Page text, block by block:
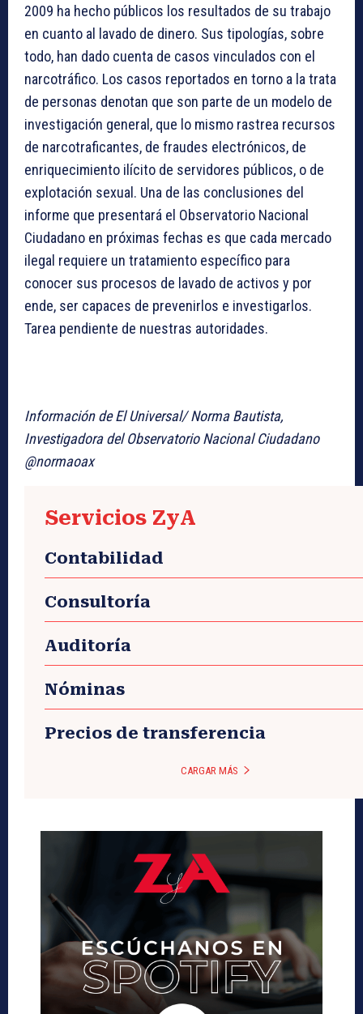
2009 ha hecho públicos los resultados de su trabajo
en cuanto al lavado de dinero. Sus tipologías, sobre
todo, han dado cuenta de casos vinculados con el
narcotráfico. Los casos reportados en torno a la trata
de personas denotan que son parte de un modelo de
investigación general, que lo mismo rastrea recursos
de narcotraficantes, de fraudes electrónicos, de
enriquecimiento ilícito de servidores públicos, o de
explotación sexual. Una de las conclusiones del
informe que presentará el Observatorio Nacional
Ciudadano en próximas fechas es que cada mercado
ilegal requiere un tratamiento específico para
conocer sus procesos de lavado de activos y por
ende, ser capaces de prevenirlos e investigarlos.
Tarea pendiente de nuestras autoridades.
Información de El Universal/ Norma Bautista,
Investigadora del Observatorio Nacional Ciudadano
@normaoax
Servicios ZyA
Contabilidad
Consultoría
Auditoría
Nóminas
Precios de transferencia
CARGAR MÁS